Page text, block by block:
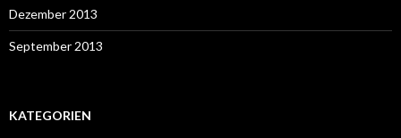
Dezember 2013
September 2013
KATEGORIEN